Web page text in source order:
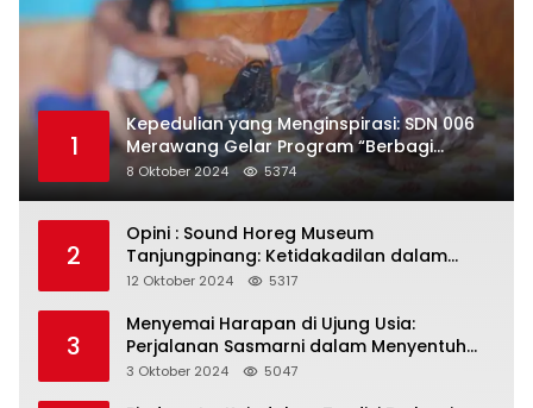
1
Kepedulian yang Menginspirasi: SDN 006
Merawang Gelar Program “Berbagi
Segenggam Beras”
8 Oktober 2024 5374
2
Opini : Sound Horeg Museum
Tanjungpinang: Ketidakadilan dalam
Representasi
12 Oktober 2024 5317
3
Menyemai Harapan di Ujung Usia:
Perjalanan Sasmarni dalam Menyentuh
Hati dan Jiwa
3 Oktober 2024 5047